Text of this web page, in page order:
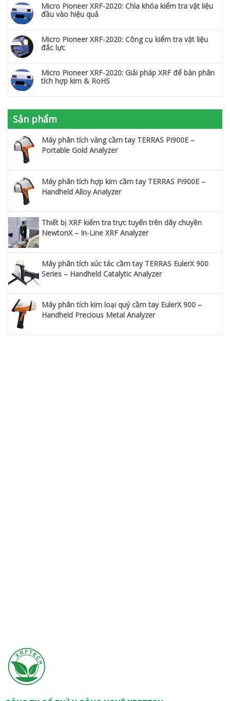
Micro Pioneer XRF-2020: Chìa khóa kiểm tra vật liệu
đầu vào hiệu quả
Micro Pioneer XRF-2020: Công cụ kiểm tra vật liệu
đắc lực
Micro Pioneer XRF-2020: Giải pháp XRF để bàn phân
tích hợp kim & RoHS
Sản phẩm
Máy phân tích vàng cầm tay TERRAS Pi900E –
Portable Gold Analyzer
Máy phân tích hợp kim cầm tay TERRAS Pi900E –
Handheld Alloy Analyzer
Thiết bị XRF kiểm tra trực tuyến trên dây chuyền
NewtonX – In-Line XRF Analyzer
Máy phân tích xúc tác cầm tay TERRAS EulerX 900
Series – Handheld Catalytic Analyzer
Máy phân tích kim loại quý cầm tay EulerX 900 –
Handheld Precious Metal Analyzer